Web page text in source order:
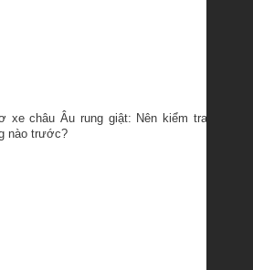
xe châu Âu rung giật: Nên kiểm tra
nào trước?